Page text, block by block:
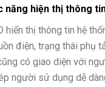
năng hiện thị thông
hiển thị thông tin hệ
điện, trạng thái phụ
có giao diện với
người sử dụng dễ